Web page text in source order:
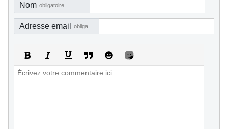
Nom obligatoire
Adresse email